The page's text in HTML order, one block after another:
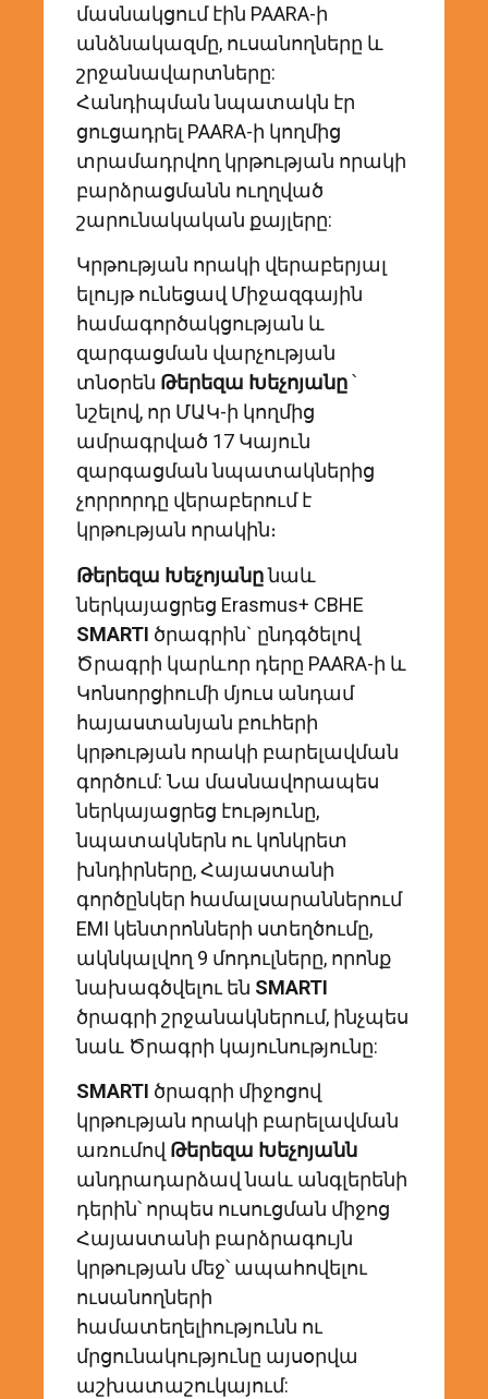
մասնակցում էին PAARA-ի
անձնակազմը, ուսանողները և
շրջանավարտները:
Հանդիպման նպատակն էր
ցուցադրել PAARA-ի կողմից
տրամադրվող կրթության որակի
բարձրացմանն ուղղված
շարունակական քայլերը:
Կրթության որակի վերաբերյալ
ելույթ ունեցավ Միջազգային
համագործակցության և
զարգացման վարչության
տնօրեն Թերեզա Խեչոյանը՝
նշելով, որ ՄԱԿ-ի կողմից
ամրագրված 17 Կայուն
զարգացման նպատակներից
չորրորդը վերաբերում է
կրթության որակին։
Թերեզա Խեչոյանընաև
ներկայացրեց Erasmus+ CBHE
SMARTI ծրագրին` ընդգծելով
Ծրագրի կարևոր դերը PAARA-ի և
Կոնսորցիումի մյուս անդամ
հայաստանյան բուհերի
կրթության որակի բարելավման
գործում: Նա մասնավորապես
ներկայացրեց էությունը,
նպատակներն ու կոնկրետ
խնդիրները, Հայաստանի
գործընկեր համալսարաններում
EMI կենտրոնների ստեղծումը,
ակնկալվող 9 մոդուլները, որոնք
նախագծվելու են SMARTI
ծրագրի շրջանակներում, ինչպես
նաև Ծրագրի կայունությունը:
SMARTI ծրագրի միջոցով
կրթության որակի բարելավման
առումով Թերեզա Խեչոյանն
անդրադարձավ նաև անգլերենի
դերին՝ որպես ուսուցման միջոց
Հայաստանի բարձրագույն
կրթության մեջ՝ ապահովելու
ուսանողների
համատեղելիությունն ու
մրցունակությունը այսօրվա
աշխատաշուկայում: